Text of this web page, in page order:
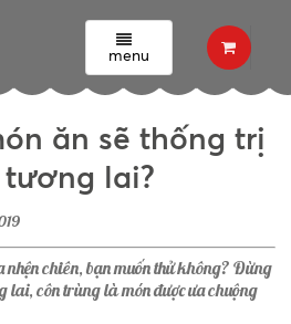
menu
Tin tức - Sự kiện
thống trị nền ẩm thực tương lai?
ăn sẽ thống trị
lai?
nhện chiên, bạn muốn thử không? Đừng
lai, côn trùng là món được ưa chuộng